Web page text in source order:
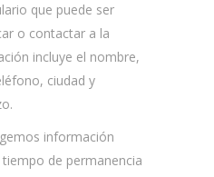
que puede ser
o contactar a la
incluye el nombre,
ciudad y
información
de permanencia